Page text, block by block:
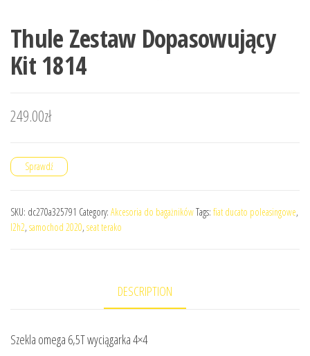
Thule Zestaw Dopasowujący
Kit 1814
249.00zł
Sprawdź
SKU: dc270a325791 Category: Akcesoria do bagażnikówTags: fiat ducato poleasingowe,
l2h2, samochod 2020, seat terako
DESCRIPTION
Szekla omega 6,5T wyciągarka 4×4